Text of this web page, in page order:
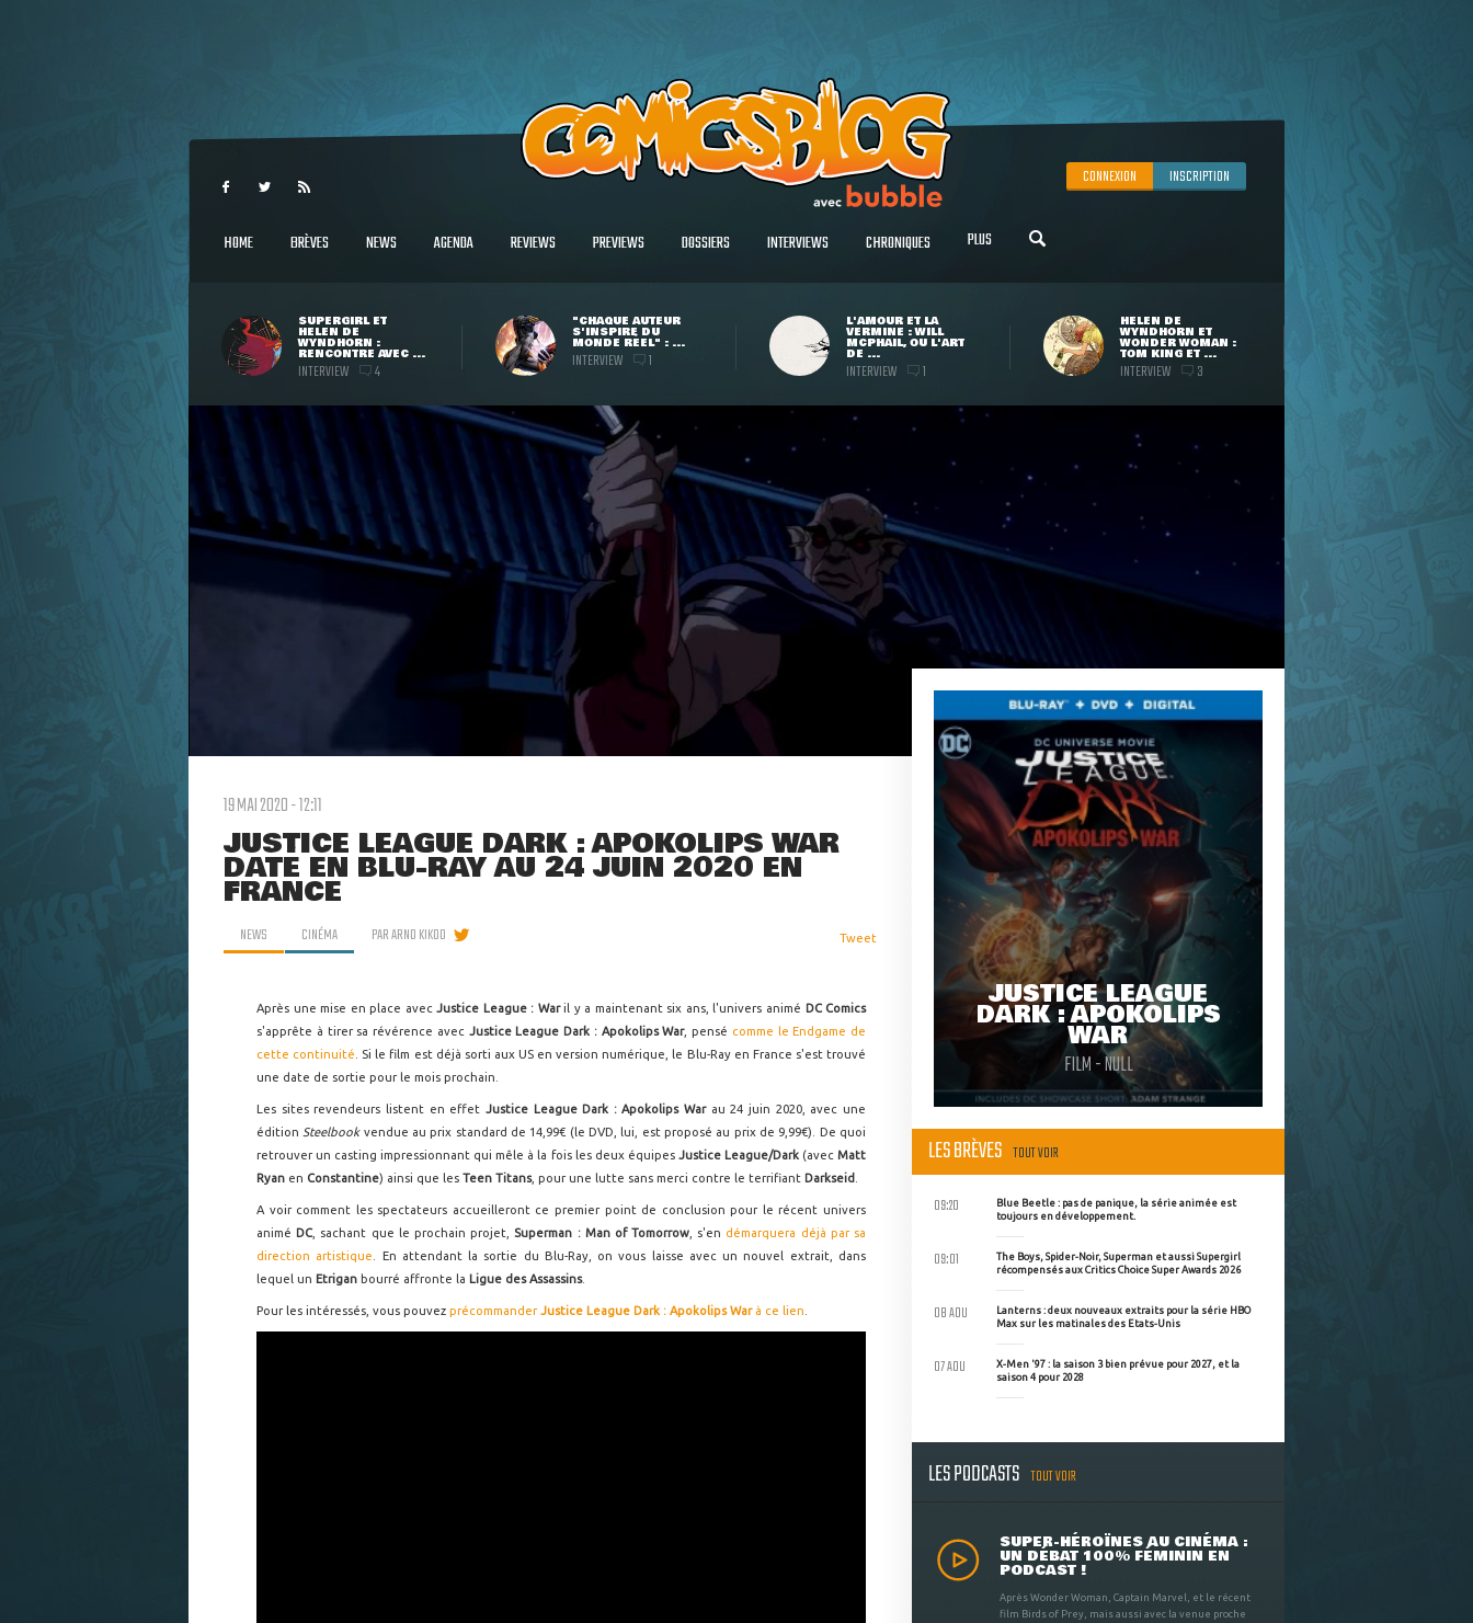
CONNEXION INSCRIPTION
HOME BRÈVES NEWS AGENDA REVIEWS PREVIEWS DOSSIERS INTERVIEWS CHRONIQUES PLUS
SUPERGIRL ET
HELEN DE
WYNDHORN :
RENCONTRE AVEC ...
INTERVIEW 4
"CHAQUE AUTEUR
S'INSPIRE DU
MONDE RÉEL" : ...
INTERVIEW 1
L'AMOUR ET LA
VERMINE : WILL
MCPHAIL, OU L'ART
DE ...
INTERVIEW 1
HELEN DE
WYNDHORN ET
WONDER WOMAN :
TOM KING ET ...
INTERVIEW 3
19 MAI 2020 - 12:11
JUSTICE LEAGUE DARK : APOKOLIPS WAR
DATÉ EN BLU-RAY AU 24 JUIN 2020 EN
FRANCE
NEWS CINÉMA PARARNO KIKOO Tweet
Après une mise en place avecJustice League : Waril y a maintenant six ans, l'univers animé DC Comics
s'apprête à tirer sa révérence avec Justice League Dark : Apokolips War, pensé comme le Endgame de
cette continuité . Si le film est déjà sorti aux US en version numérique, le Blu-Ray en France s'est trouvé
une date de sortie pour le mois prochain.
Les sites revendeurs listent en effet Justice League Dark : Apokolips War au 24 juin 2020, avec une
édition Steelbook vendue au prix standard de 14,99€ (le DVD, lui, est proposé au prix de 9,99€). De quoi
retrouver un casting impressionnant qui mêle à la fois les deux équipes Justice League/Dark (avecMatt
Ryan en Constantine) ainsi que les Teen Titans, pour une lutte sans merci contre le terrifiant Darkseid
A voir comment les spectateurs accueilleront ce premier point de conclusion pour le récent univers
animé DC , sachant que le prochain projet, Superman : Man of Tomorrow , s'en démarquera déjà par sa
direction artistique
. En attendant la sortie du Blu-Ray, on vous laisse avec un nouvel extrait, dans
lequel un Etrigan bourré affronte la Ligue des Assassins.
Pour les intéressés, vous pouvez précommanderJustice League Dark : Apokolips War à ce lien
JUSTICE LEAGUE
DARK : APOKOLIPS
WAR
FILM - NULL
LES BRÈVES TOUT VOIR
Blue Beetle : pas de panique, la série animée est
toujours en développement.
09:20
The Boys, Spider-Noir, Superman et aussi Supergirl
récompensés aux Critics Choice Super Awards 2026
09:01
Lanterns : deux nouveaux extraits pour la série HBO
Max sur les matinales des Etats-Unis
08 AOU
X-Men '97 : la saison 3 bien prévue pour 2027, et la
saison 4 pour 2028
07 AOU
LES PODCASTS TOUT VOIR
SUPER-HÉROÏNES AU CINÉMA :
UN DÉBAT 100% FÉMININ EN
PODCAST !
Après Wonder Woman, Captain Marvel, et le récent
film Birds of Prey, mais aussi avec la venue proche